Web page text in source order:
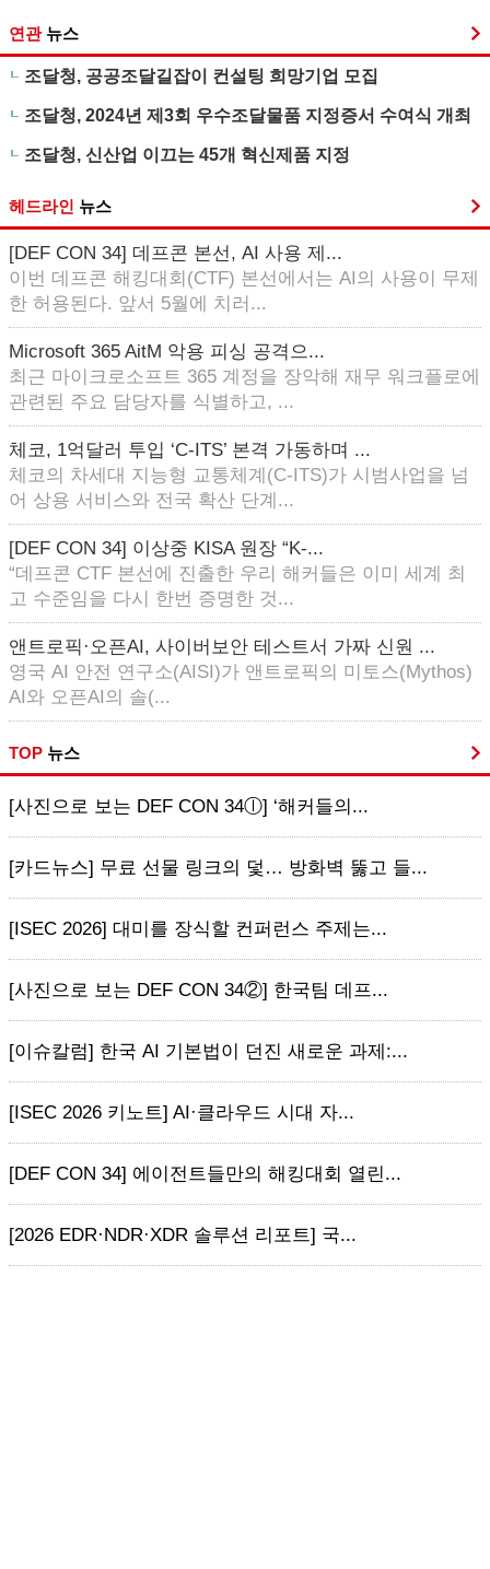
연관 뉴스
조달청, 공공조달길잡이 컨설팅 희망기업 모집
조달청, 2024년 제3회 우수조달물품 지정증서 수여식 개최
조달청, 신산업 이끄는 45개 혁신제품 지정
헤드라인 뉴스
[DEF CON 34] 데프콘 본선, AI 사용 제...
이번 데프콘 해킹대회(CTF) 본선에서는 AI의 사용이 무제
한 허용된다. 앞서 5월에 치러...
Microsoft 365 AitM 악용 피싱 공격으...
최근 마이크로소프트 365 계정을 장악해 재무 워크플로에
관련된 주요 담당자를 식별하고, ...
체코, 1억달러 투입 ‘C-ITS’ 본격 가동하며 ...
체코의 차세대 지능형 교통체계(C-ITS)가 시범사업을 넘
어 상용 서비스와 전국 확산 단계...
[DEF CON 34] 이상중 KISA 원장 “K-...
“데프콘 CTF 본선에 진출한 우리 해커들은 이미 세계 최
고 수준임을 다시 한번 증명한 것...
앤트로픽·오픈AI, 사이버보안 테스트서 가짜 신원 ...
영국 AI 안전 연구소(AISI)가 앤트로픽의 미토스(Mythos)
AI와 오픈AI의 솔(...
TOP 뉴스
[사진으로 보는 DEF CON 34ⓛ] ‘해커들의...
[카드뉴스] 무료 선물 링크의 덫… 방화벽 뚫고 들...
[ISEC 2026] 대미를 장식할 컨퍼런스 주제는...
[사진으로 보는 DEF CON 34②] 한국팀 데프...
[이슈칼럼] 한국 AI 기본법이 던진 새로운 과제:...
[ISEC 2026 키노트] AI·클라우드 시대 자...
[DEF CON 34] 에이전트들만의 해킹대회 열린...
[2026 EDR·NDR·XDR 솔루션 리포트] 국...